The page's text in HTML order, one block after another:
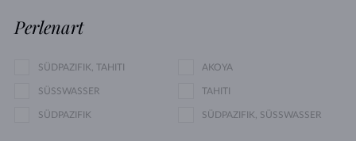
Perlenart
SÜDPAZIFIK, TAHITI AKOYA
SÜSSWASSER TAHITI
SÜDPAZIFIK SÜDPAZIFIK, SÜSSWASSER